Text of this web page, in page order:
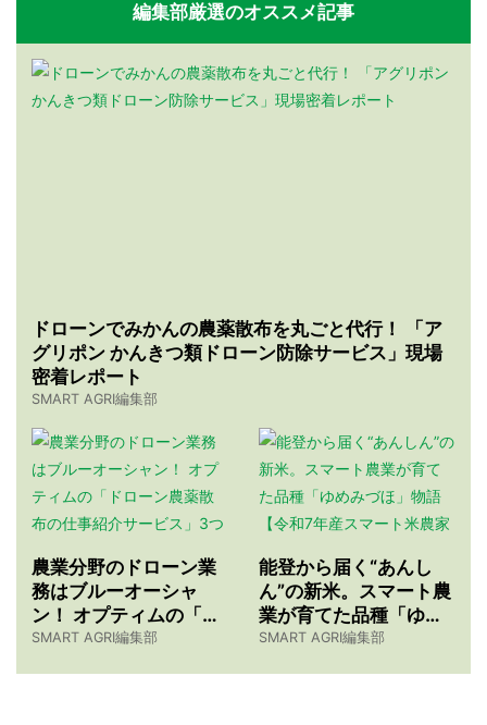
編集部厳選のオススメ記事
ドローンでみかんの農薬散布を丸ごと代行！ 「ア
グリポン かんきつ類ドローン防除サービス」現場
密着レポート
SMART AGRI編集部
農業分野のドローン業
務はブルーオーシャ
ン！ オプティムの「ド
ローン農薬散布の仕事
SMART AGRI編集部
能登から届く“あんし
ん”の新米。スマート農
業が育てた品種「ゆめ
みづほ」物語 【令和7
SMART AGRI編集部